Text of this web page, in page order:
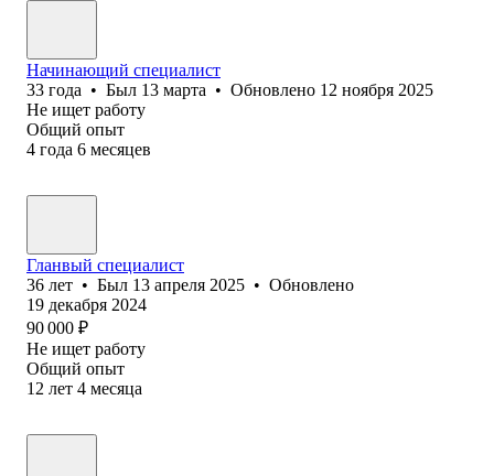
Начинающий специалист
33 года • Был 13 марта • Обновлено 12 ноября 2025
Не ищет работу
Общий опыт
4 года 6 месяцев
Гланвый специалист
36 лет • Был 13 апреля 2025 • Обновлено
19 декабря 2024
90 000 ₽
Не ищет работу
Общий опыт
12 лет 4 месяца